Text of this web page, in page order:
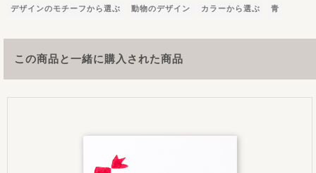
デザインのモチーフから選ぶ 動物のデザイン カラーから選ぶ 青
この商品と一緒に購入された商品